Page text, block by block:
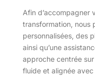
Afin d’accompagner
transformation, nous
personnalisées, des
ainsi qu’une
approche centrée
fluide et alignée